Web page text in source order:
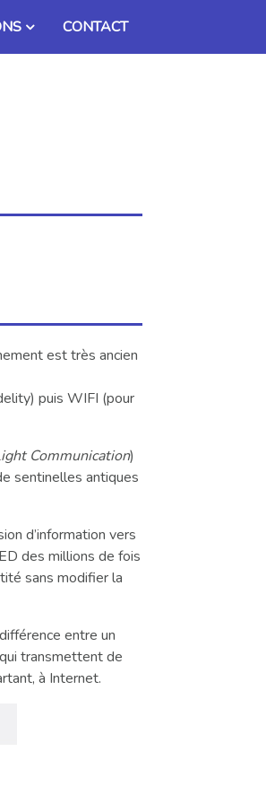
CONTACT
est très ancien
puis WIFI (pour
Communication)
sentinelles antiques
d’information vers
des millions de fois
sans modifier la
entre un
transmettent de
à Internet.